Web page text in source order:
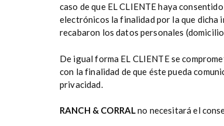
caso de que EL CLIENTE haya
electrónicos la finalidad por la que dicha
recabaron los datos personales
De igual forma EL CLIENTE se
con la finalidad de que éste pueda
privacidad.
RANCH & CORRALno necesitará el